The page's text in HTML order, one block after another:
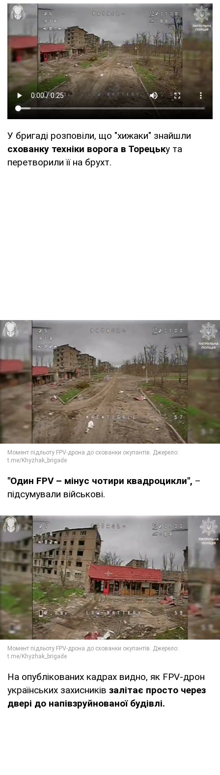
У бригаді розповіли, що "хижаки" знайшли
схованку техніки ворога в Торецьку та
перетворили її на брухт.
"Один FPV – мінус чотири квадроцикли", –
підсумували військові.
На опублікованих кадрах видно, як FPV-дрон
українських захисників залітає просто через
двері до напівзруйнованої будівлі.